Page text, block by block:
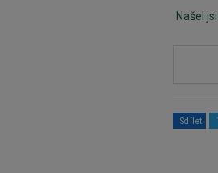
Našel
Sdílet